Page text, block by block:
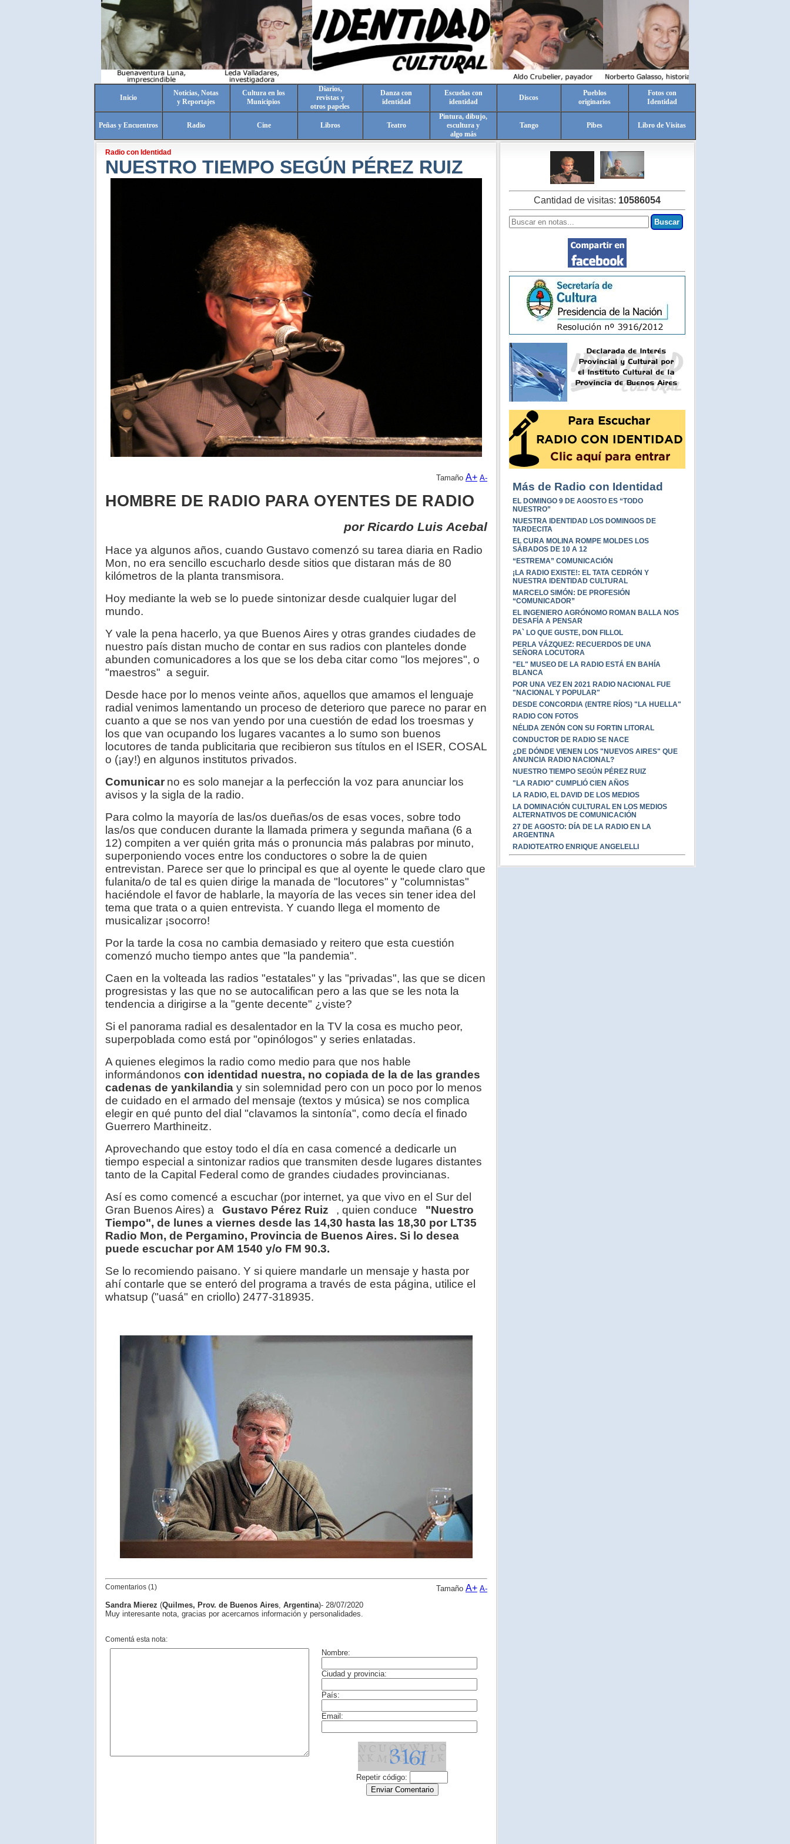
Inicio
Noticias, Notas
y Reportajes
Cultura en los
Municipios
Diarios,
revistas y
otros papeles
Danza con
identidad
Escuelas con
identidad
Discos
Pueblos
originarios
Fotos con
Identidad
Peñas y Encuentros Radio Cine Libros Teatro
Pintura, dibujo,
escultura y
algo más
Tango Pibes Libro de Visitas
Radio con Identidad
NUESTRO TIEMPO SEGÚN PÉREZ RUIZ
Tamaño A+ A-
HOMBRE DE RADIO PARA OYENTES DE RADIO
por Ricardo Luis Acebal
Hace ya algunos años, cuando Gustavo comenzó su tarea diaria en Radio
Mon, no era sencillo escucharlo desde sitios que distaran más de 80
kilómetros de la planta transmisora.
Hoy mediante la web se lo puede sintonizar desde cualquier lugar del
mundo.
Y vale la pena hacerlo, ya que Buenos Aires y otras grandes ciudades de
nuestro país distan mucho de contar en sus radios con planteles donde
abunden comunicadores a los que se los deba citar como "los mejores", o
"maestros" a seguir.
Desde hace por lo menos veinte años, aquellos que amamos el lenguaje
radial venimos lamentando un proceso de deterioro que parece no parar en
cuanto a que se nos van yendo por una cuestión de edad los troesmas y
los que van ocupando los lugares vacantes a lo sumo son buenos
locutores de tanda publicitaria que recibieron sus títulos en el ISER, COSAL
o (¡ay!) en algunos institutos privados.
Comunicar no es solo manejar a la perfección la voz para anunciar los
avisos y la sigla de la radio.
Para colmo la mayoría de las/os dueñas/os de esas voces, sobre todo
las/os que conducen durante la llamada primera y segunda mañana (6 a
12) compiten a ver quién grita más o pronuncia más palabras por minuto,
superponiendo voces entre los conductores o sobre la de quien
entrevistan. Parece ser que lo principal es que al oyente le quede claro que
fulanita/o de tal es quien dirige la manada de "locutores" y "columnistas"
haciéndole el favor de hablarle, la mayoría de las veces sin tener idea del
tema que trata o a quien entrevista. Y cuando llega el momento de
musicalizar ¡socorro!
Por la tarde la cosa no cambia demasiado y reitero que esta cuestión
comenzó mucho tiempo antes que "la pandemia".
Caen en la volteada las radios "estatales" y las "privadas", las que se dicen
progresistas y las que no se autocalifican pero a las que se les nota la
tendencia a dirigirse a la "gente decente" ¿viste?
Si el panorama radial es desalentador en la TV la cosa es mucho peor,
superpoblada como está por "opinólogos" y series enlatadas.
A quienes elegimos la radio como medio para que nos hable
informándonos con identidad nuestra, no copiada de la de las grandes
cadenas de yankilandia y sin solemnidad pero con un poco por lo menos
de cuidado en el armado del mensaje (textos y música) se nos complica
elegir en qué punto del dial "clavamos la sintonía", como decía el finado
Guerrero Marthineitz.
Aprovechando que estoy todo el día en casa comencé a dedicarle un
tiempo especial a sintonizar radios que transmiten desde lugares distantes
tanto de la Capital Federal como de grandes ciudades provincianas.
Así es como comencé a escuchar (por internet, ya que vivo en el Sur del
Gran Buenos Aires) a
Gustavo Pérez Ruiz , quien conduce
"Nuestro
Tiempo", de lunes a viernes desde las 14,30 hasta las 18,30 por LT35
Radio Mon, de Pergamino, Provincia de Buenos Aires. Si lo desea
puede escuchar por AM 1540 y/o FM 90.3.
Se lo recomiendo paisano. Y si quiere mandarle un mensaje y hasta por
ahí contarle que se enteró del programa a través de esta página, utilice el
whatsup ("uasá" en criollo) 2477-318935.
Comentarios (1) Tamaño A+ A-
Sandra Mierez (Quilmes, Prov. de Buenos Aires, Argentina)- 28/07/2020
Muy interesante nota, gracias por acercarnos información y personalidades.
Comentá esta nota:
Cantidad de visitas: 10586054
Más de Radio con Identidad
EL DOMINGO 9 DE AGOSTO ES “TODO
NUESTRO”
NUESTRA IDENTIDAD LOS DOMINGOS DE
TARDECITA
EL CURA MOLINA ROMPE MOLDES LOS
SÁBADOS DE 10 A 12
“ESTREMA” COMUNICACIÓN
¡LA RADIO EXISTE!: EL TATA CEDRÓN Y
NUESTRA IDENTIDAD CULTURAL
MARCELO SIMÓN: DE PROFESIÓN
“COMUNICADOR”
EL INGENIERO AGRÓNOMO ROMAN BALLA NOS
DESAFÍA A PENSAR
PA` LO QUE GUSTE, DON FILLOL
PERLA VÁZQUEZ: RECUERDOS DE UNA
SEÑORA LOCUTORA
"EL" MUSEO DE LA RADIO ESTÁ EN BAHÍA
BLANCA
POR UNA VEZ EN 2021 RADIO NACIONAL FUE
"NACIONAL Y POPULAR"
DESDE CONCORDIA (ENTRE RÍOS) "LA HUELLA"
RADIO CON FOTOS
NÉLIDA ZENÓN CON SU FORTIN LITORAL
CONDUCTOR DE RADIO SE NACE
¿DE DÓNDE VIENEN LOS "NUEVOS AIRES" QUE
ANUNCIA RADIO NACIONAL?
NUESTRO TIEMPO SEGÚN PÉREZ RUIZ
"LA RADIO" CUMPLIÓ CIEN AÑOS
LA RADIO, EL DAVID DE LOS MEDIOS
LA DOMINACIÓN CULTURAL EN LOS MEDIOS
ALTERNATIVOS DE COMUNICACIÓN
27 DE AGOSTO: DÍA DE LA RADIO EN LA
ARGENTINA
RADIOTEATRO ENRIQUE ANGELELLI